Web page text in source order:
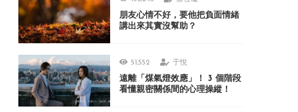
朋友心情不好，要他把負面情緒
講出來其實沒幫助？
51,552 于悅
遠離「煤氣燈效應」！ 3 個階段
看懂親密關係間的心理操縱！